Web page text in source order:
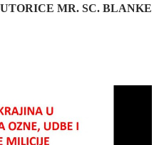
MR. SC. BLANKE